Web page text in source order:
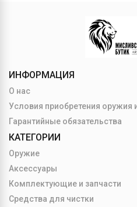
ИНФОРМАЦИЯ
О нас
Условия приобретения оружия
Гарантийные обязательства
КАТЕГОРИИ
Оружие
Аксессуары
Комплектующие и запчасти
Средства для чистки